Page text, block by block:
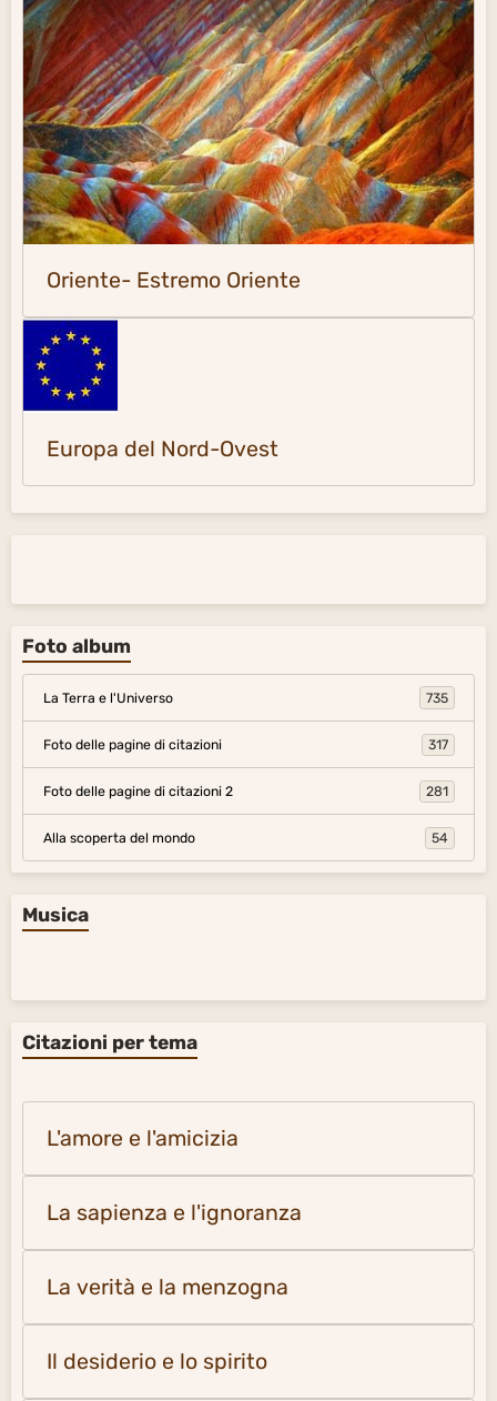
Oriente- Estremo Oriente
Europa del Nord-Ovest
Foto album
La Terra e l'Universo 735
Foto delle pagine di citazioni 317
Foto delle pagine di citazioni 2 281
Alla scoperta del mondo 54
Musica
Citazioni per tema
L'amore e l'amicizia
La sapienza e l'ignoranza
La verità e la menzogna
Il desiderio e lo spirito